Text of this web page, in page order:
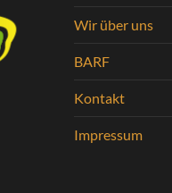
Wir über uns
BARF
Kontakt
Impressum